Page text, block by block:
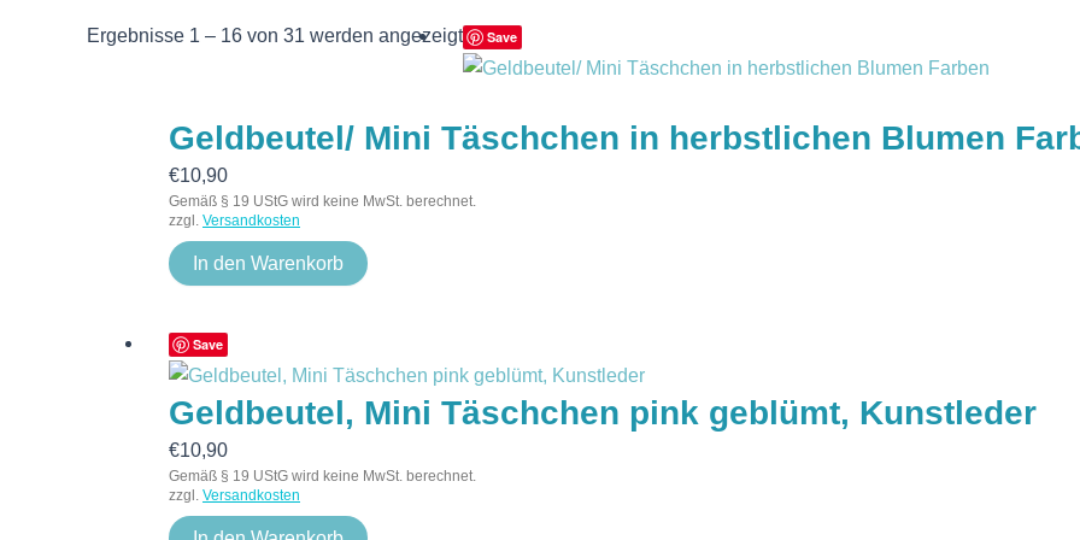
Ergebnisse 1 – 16 von 31 werden angezeigt Save
Geldbeutel/ Mini Täschchen in herbstlichen Blumen
€10,90
Gemäß § 19 UStG wird keine MwSt. berechnet.
zzgl. Versandkosten
In den Warenkorb
Save
Geldbeutel, Mini Täschchen pink geblümt, Kunstleder
€10,90
Gemäß § 19 UStG wird keine MwSt. berechnet.
zzgl. Versandkosten